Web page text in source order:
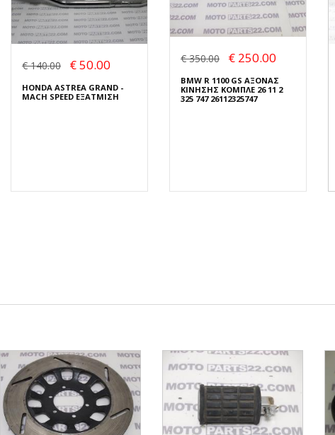
€ 140.00 € 50.00
HONDA ASTREA GRAND -
MACH SPEED ΕΞΑΤΜΙΣΗ
€ 350.00 € 250.00
BMW R 1100 GS ΑΞΟΝΑΣ
ΚΙΝΗΣΗΣ ΚΟΜΠΛΕ 26 11 2
325 747 26112325747